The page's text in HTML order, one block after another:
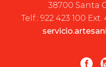
38700 Santa
Telf.: 922 423 100